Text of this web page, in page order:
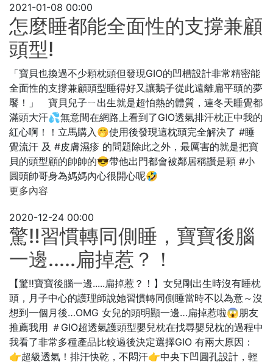
2021-01-08 00:00
怎麼睡都能全面性的支撐兼顧
頭型!
「寶貝也換過不少顆枕頭但發現GIO的凹槽設計非常精密能
全面性的支撐兼顧頭型睡得好又讓鵝子從此遠離扁平頭的夢
饜！」 寶貝兒子ㄧ出生就是超怕熱的體質，連冬天睡覺都
滿頭大汗💦無意間在網路上看到了GIO透氣排汗枕正中我的
紅心啊！！立馬購入🤭使用後發現這枕頭完全解決了 #睡
覺流汗 及 #皮膚濕疹 的問題除此之外，最厲害的就是把寶
貝的頭型顧的帥帥的😎帶他出門都會被鄰居稱讚是顆 #小
圓頭帥哥身為媽媽內心很開心呢🤣
更多內容
2020-12-24 00:00
驚‼️習慣轉同側睡，寶寶後腦
一邊.....扁掉惹？！
【驚‼️寶寶後腦一邊.....扁掉惹？！】女兒剛出生時沒有睡枕
頭，月子中心的護理師說她習慣轉同側睡當時不以為意～沒
想到一個月後…OMG 女兒的頭明顯一邊…扁掉惹啦😱朋友
推薦我用 ＃GIO超透氣護頭型嬰兒枕在找尋嬰兒枕的過程中
我看了非常多種產品比較過後決定選擇GIO 有兩大原因：
👉超級透氣！排汗快乾，不悶汗👉中央下凹圓孔設計，輕